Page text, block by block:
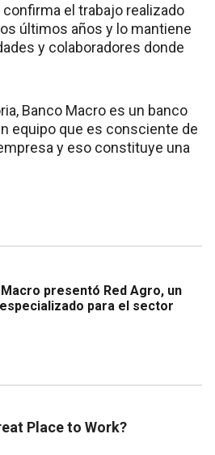
el trabajo realizado
últimos años y lo mantiene
y colaboradores donde
Banco Macro es un banco
equipo que es consciente de
y eso constituye una
presentó Red Agro, un
para el sector
Place to Work?